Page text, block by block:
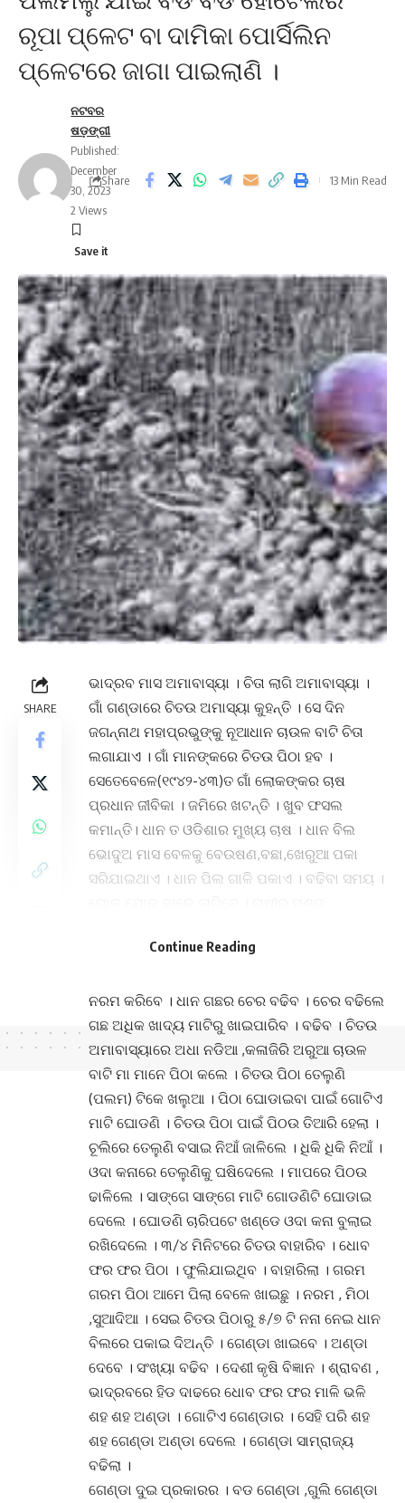
ରୂପା ପ୍ଳେଟ ବା ଦାମିକା ପୋର୍ସିଲିନ
ପ୍ଳେଟରେ ଜାଗା ପାଇଲାଣି ।
ନଟବର
ଷଡ଼ଙ୍ଗୀ
Published:
December
30, 2023
2 Views
Share 13 Min Read
SHARE
ଭାଦ୍ରବ ମାସ ଅମାବାସ୍ୟା । ଚିତା ଲାଗି ଅମାବାସ୍ୟା ।
ଗାଁ ଗଣ୍ଡାରେ ଚିତଉ ଅମାସ୍ୟା କୁହନ୍ତି । ସେ ଦିନ
ଜଗନ୍ନାଥ ମହାପ୍ରଭୁଙ୍କୁ ନୂଆଧାନ ଚାଉଳ ବାଟି ଚିତା
ଲଗାଯାଏ । ଗାଁ ମାନଙ୍କରେ ଚିତଉ ପିଠା ହବ ।
ସେତେବେଳେ(୧୯୪୨-୪୩)ତ ଗାଁ ଲୋକଙ୍କର ଚାଷ
ପ୍ରଧାନ ଜୀବିକା । ଜମିରେ ଖଟନ୍ତି । ଖୁବ ଫସଲ
କମାନ୍ତି। ଧାନ ତ ଓଡିଶାର ମୁଖ୍ୟ ଚାଷ । ଧାନ ବିଲ
ଭୋଦୁଅ ମାସ ବେଳକୁ ବେଉଷଣ,ବଛା,ଖେରୁଆ ପକା
ସରିଯାଇଥାଏ । ଧାନ ପିଲ ଗାଳି ପକାଏ । ବଢିବା ସମୟ ।
କଙ୍କଡା ସଂଖ୍ୟା ବଢିଲେ ସେମାନେ ପୋକ ଯୋକ
ନରମ କରିବେ । ଧାନ ଗଛର ଚେର ବଢିବ । ଚେର ବଢିଲେ
ଗଛ ଅଧିକ ଖାଦ୍ୟ ମାଟିରୁ ଖାଇପାରିବ । ବଢିବ । ଚିତଉ
ଅମାବାସ୍ୟାରେ ଅଧା ନଡିଆ ,କଳାଜିରି ଅରୁଆ ଚାଉଳ
ବାଟି ମା ମାନେ ପିଠା କଲେ । ଚିତଉ ପିଠା ତେଲୁଣି
(ପଲମ) ଟିକେ ଖଲୁଆ । ପିଠା ଘୋଡାଇବା ପାଇଁ ଗୋଟିଏ
ମାଟି ଘୋଡଣି । ଚିତଉ ପିଠା ପାଇଁ ପିଠଉ ତିଆରି ହେଲା ।
ଚୂଲିରେ ତେଲୁଣି ବସାଇ ନିଆଁ ଜାଳିଲେ । ଧିକି ଧିକି ନିଆଁ ।
ଓଦା କନାରେ ତେଲୁଣିକୁ ଘଷିଦେଲେ । ମାପରେ ପିଠଉ
ଢାଳିଲେ । ସାଙ୍ଗେ ସାଙ୍ଗେ ମାଟି ଗୋଡଣିଟି ଘୋଡାଇ
ଦେଲେ । ଘୋଡଣି ଚାରିପଟେ ଖଣ୍ଡେ ଓଦା କନା ବୁଲାଇ
ରଖିଦେଲେ । ୩/୪ ମିନିଟରେ ଚିତଉ ବାହାରିବ । ଧୋବ
ଫର ଫର ପିଠା । ଫୁଲିଯାଇଥିବ । ବାହାରିଲା । ଗରମ
ଗରମ ପିଠା ଆମେ ପିଲା ବେଳେ ଖାଇଛୁ । ନରମ , ମିଠା
,ସୁଆଦିଆ । ସେଇ ଚିତଉ ପିଠାରୁ ୫/୭ ଟି ନନା ନେଇ ଧାନ
ବିଲରେ ପକାଇ ଦିଅନ୍ତି । ଗେଣ୍ଡା ଖାଇବେ । ଅଣ୍ଡା
ଦେବେ । ସଂଖ୍ୟା ବଢିବ । ଦେଶୀ କୃଷି ବିଜ୍ଞାନ । ଶ୍ରାବଣ ,
ଭାଦ୍ରବରେ ହିଡ ଦାଢରେ ଧୋବ ଫର ଫର ମାଳି ଭଳି
ଶହ ଶହ ଅଣ୍ଡା । ଗୋଟିଏ ଗେଣ୍ଡାର । ସେହି ପରି ଶହ
ଶହ ଗେଣ୍ଡା ଅଣ୍ଡା ଦେଲେ । ଗେଣ୍ଡା ସାମ୍ରାଜ୍ୟ
ବଢିଲା ।
ଗେଣ୍ଡା ଦୁଇ ପ୍ରକାରର । ବଡ ଗେଣ୍ଡା ,ଗୁଲି ଗେଣ୍ଡା
Continue Reading